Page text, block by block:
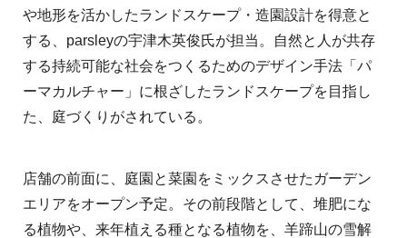
や地形を活かしたランドスケープ・造園設計を得意と
する、parsleyの宇津⽊英俊⽒が担当。⾃然と⼈が共存
する持続可能な社会をつくるためのデザイン⼿法「パ
ーマカルチャー」に根ざしたランドスケープを⽬指し
た、庭づくりがされている。
店舗の前⾯に、庭園と菜園をミックスさせたガーデン
エリアをオープン予定。その前段階として、堆肥にな
る植物や、来年植える種となる植物を、⽺蹄⼭の雪解